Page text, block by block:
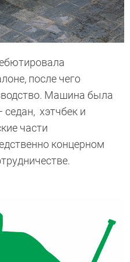
после чего
Машина была
седан, хэтчбек и
части
концерном